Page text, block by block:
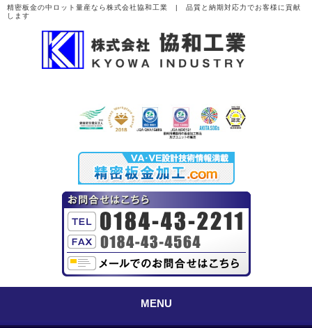
精密板金の中ロット量産なら株式会社協和工業 | 品質と納期対応力でお客様に貢献
します
MENU